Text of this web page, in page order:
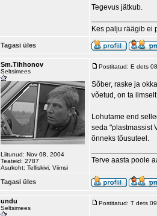
Tegevus jätkub.
Kes palju räägib ei
Tagasi üles
Sm.Tihhonov
Seltsimees
Liitunud: Nov 08, 2004
Teateid: 2787
Asukoht: Telliskivi, Viimsi
Postitatud: E dets
Sõber, raske ja
võetud, on ta
Lohutame end
seda "plastmassist
õnneks tõusuteel.
Terve aasta poole
Tagasi üles
undu
Seltsimees
Postitatud: T dets